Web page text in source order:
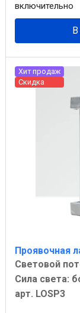
включительно
В
Хит продаж
Скидка
Проявочная
Световой
Сила света:
арт. LOSP3